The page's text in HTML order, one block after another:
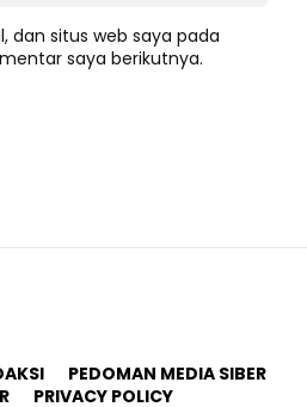
dan situs web saya pada
saya berikutnya.
PEDOMAN MEDIA SIBER
PRIVACY POLICY